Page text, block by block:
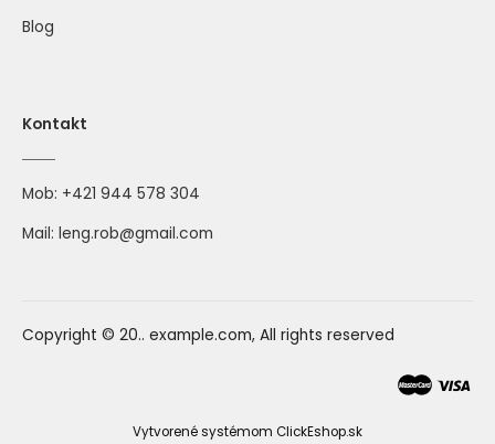
Blog
Kontakt
Mob: +421 944 578 304
Mail: leng.rob@gmail.com
Copyright © 20.. example.com, All rights reserved
Vytvorené systémom ClickEshop.sk